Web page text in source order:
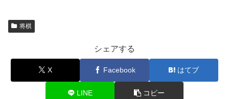
将棋
シェアする
X Facebook はてブ
LINE コピー